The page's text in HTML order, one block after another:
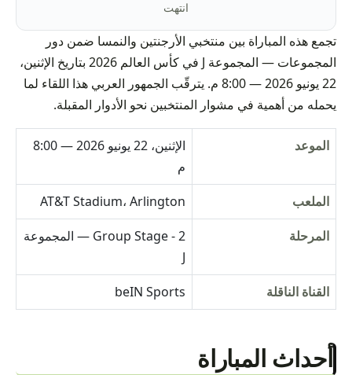
انتهت
تجمع هذه المباراة بين منتخبي الأرجنتين والنمسا ضمن دور
المجموعات — المجموعة J في كأس العالم 2026 بتاريخ الإثنين،
22 يونيو 2026 — 8:00 م. يترقّب الجمهور العربي هذا اللقاء لما
يحمله من أهمية في مشوار المنتخبين نحو الأدوار المقبلة.
الموعد
الإثنين، 22 يونيو 2026 — 8:00
م
الملعب
AT&T Stadium، Arlington
المرحلة
Group Stage - 2 — المجموعة
J
القناة الناقلة
beIN Sports
أحداث المباراة